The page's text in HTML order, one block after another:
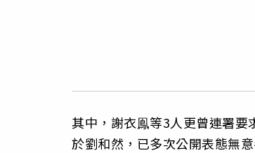
其中，謝衣鳯等3人更曾連署
於劉和然，已多次公開表態無